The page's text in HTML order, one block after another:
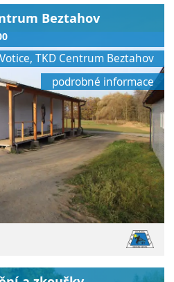
Beztahov
Votice, TKD Centrum Beztahov
podrobné informace